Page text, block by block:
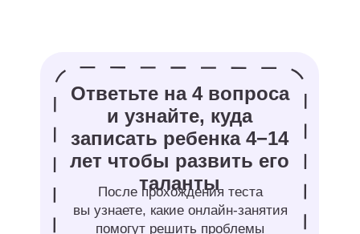
головоломок и настольных игр точно
есть =)